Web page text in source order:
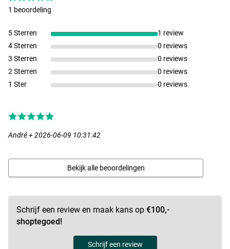
1 beoordeling
5 Sterren
1 review
4 Sterren
0 reviews
3 Sterren
0 reviews
2 Sterren
0 reviews
1 Ster
0 reviews
André + 2026-06-09 10:31:42
Bekijk alle beoordelingen
Schrijf een review en maak kans op €100,-
shoptegoed!
Schrijf een review